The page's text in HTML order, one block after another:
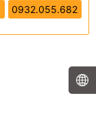
0932.055.682